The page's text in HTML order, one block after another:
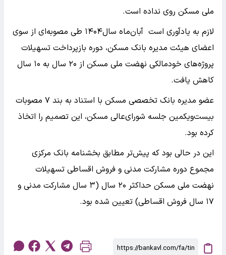
ملی مسکن روی نداده است.
لازم به یادآوری است آبان‌ماه سال۱۴۰۴ طی مصوبه‌ای از سوی
اعضای هیئت مدیره بانک مسکن، دوره بازپرداخت تسهیلات
پروژه‌های خودمالکی نهضت ملی مسکن از ۲۰ سال به ۱۰ سال
کاهش یافت.
عضو مدیره بانک تخصصی مسکن با استناد به بند ۷ مصوبات
بیست‌ویکمین جلسه شورای‌عالی مسکن، این تصمیم را اتخاذ
کرده بود.
این در حالی بود که پیش‌تر مطابق بخشنامه بانک مرکزی
مجموع دوره مشارکت مدنی و فروش اقساطی تسهیلات
نهضت ملی مسکن حداکثر ۲۰ سال (۳ سال مشارکت مدنی و
۱۷ سال فروش اقساطی) تعیین شده بود.